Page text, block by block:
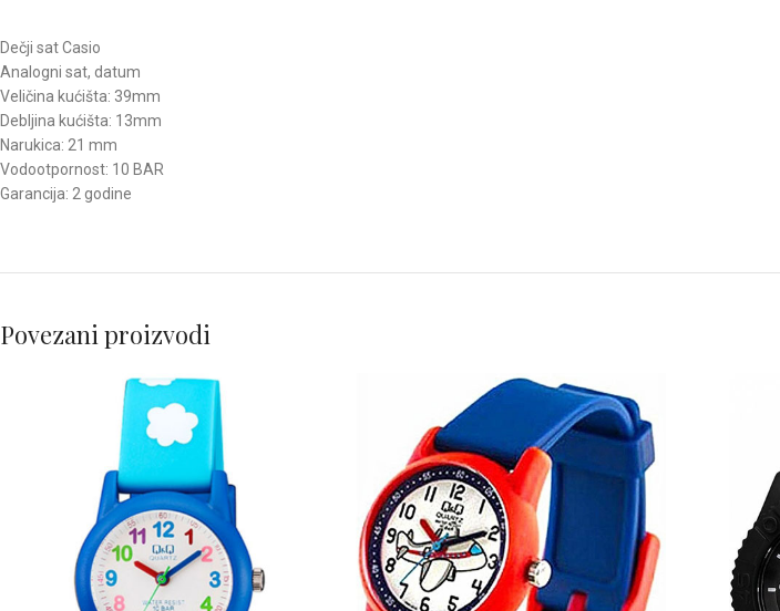
Dečji sat Casio
Analogni sat, datum
Veličina kućišta: 39mm
Debljina kućišta: 13mm
Narukica: 21 mm
Vodootpornost: 10 BAR
Garancija: 2 godine
Povezani proizvodi